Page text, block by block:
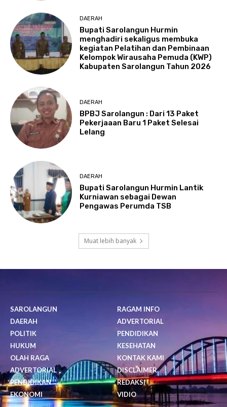
DAERAH
Bupati Sarolangun Hurmin
menghadiri sekaligus membuka
kegiatan Pelatihan dan Pembinaan
Kelompok Wirausaha Pemuda (KWP)
Kabupaten Sarolangun Tahun 2026
DAERAH
BPBJ Sarolangun : Dari 13 Paket
Pekerjaaan Baru 1 Paket Selesai
Lelang
DAERAH
Bupati Sarolangun Hurmin Lantik
Kurniawan sebagai Dewan
Pengawas Perumda TSB
Muat lebih banyak
SAROLANGUN
DAERAH
POLITIK
HUKUM
OLAH RAGA
ADVERTORIAL
PENDIDIKAN
EKONOMI
RAGAM INFO
ADVERTORIAL
PENDIDIKAN
KESEHATAN
KONTAK KAMI
DISCLAIMER
REDAKSI
VIDIO